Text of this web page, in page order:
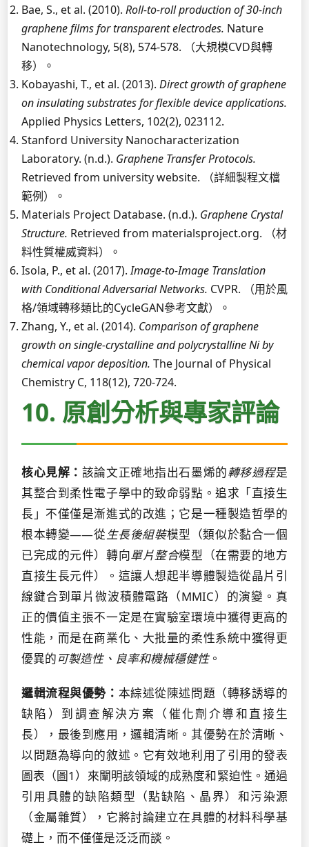
Bae, S., et al. (2010). Roll-to-roll production of 30-inch
graphene films for transparent electrodes. Nature
Nanotechnology, 5(8), 574-578. （大規模CVD與轉
移）。
Kobayashi, T., et al. (2013). Direct growth of graphene
on insulating substrates for flexible device applications.
Applied Physics Letters, 102(2), 023112.
Stanford University Nanocharacterization
Laboratory. (n.d.). Graphene Transfer Protocols.
Retrieved from university website. （詳細製程文檔
範例）。
Materials Project Database. (n.d.). Graphene Crystal
Structure. Retrieved from materialsproject.org. （材
料性質權威資料）。
Isola, P., et al. (2017).Image-to-Image Translation
with Conditional Adversarial Networks. CVPR. （用於風
格/領域轉移類比的CycleGAN參考文獻）。
Zhang, Y., et al. (2014). Comparison of graphene
growth on single-crystalline and polycrystalline Ni by
chemical vapor deposition. The Journal of Physical
Chemistry C, 118(12), 720-724.
10. 原創分析與專家評論
核心見解： 該論文正確地指出石墨烯的轉移過程是
其整合到柔性電子學中的致命弱點。追求「直接生
長」不僅僅是漸進式的改進；它是一種製造哲學的
根本轉變——從生長後組裝模型（類似於黏合一個
已完成的元件）轉向單片整合模型（在需要的地方
直接生長元件）。這讓人想起半導體製造從晶片引
線鍵合到單片微波積體電路（MMIC）的演變。真
正的價值主張不一定是在實驗室環境中獲得更高的
性能，而是在商業化、大批量的柔性系統中獲得更
優異的可製造性、良率和機械穩健性。
邏輯流程與優勢： 本綜述從陳述問題（轉移誘導的
缺陷）到調查解決方案（催化劑介導和直接生
長），最後到應用，邏輯清晰。其優勢在於清晰、
以問題為導向的敘述。它有效地利用了引用的發表
圖表（圖1）來闡明該領域的成熟度和緊迫性。通過
引用具體的缺陷類型（點缺陷、晶界）和污染源
（金屬雜質），它將討論建立在具體的材料科學基
礎上，而不僅僅是泛泛而談。